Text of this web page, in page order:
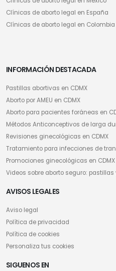
Clínicas de aborto legal en España
Clínicas de aborto legal en Colombia
INFORMACIÓN DESTACADA
Pastillas abortivas en CDMX
Aborto por AMEU en CDMX
Aborto para pacientes foráneas en
Métodos Anticonceptivos de larga
Revisiones ginecológicas en CDMX
Tratamiento para infecciones de
Promociones ginecológicas en CDMX
Videos sobre aborto seguro: pastillas
AVISOS LEGALES
Aviso legal
Política de privacidad
Política de cookies
Personaliza tus cookies
SIGUENOS EN